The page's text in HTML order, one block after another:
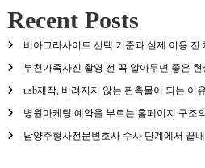
Recent Posts
비아그라사이트 선택 기준과 실제 이용 전
부천가족사진 촬영 전 꼭 알아두면 좋은 현
usb제작, 버려지지 않는 판촉물이 되는 이유
병원마케팅 예약을 부르는 홈페이지 구조
남양주형사전문변호사 수사 단계에서 끝